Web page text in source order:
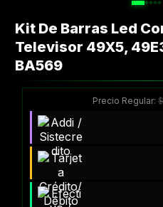
Kit De Barras Led
Televisor 49X5,
BA569
Precio Regular:$